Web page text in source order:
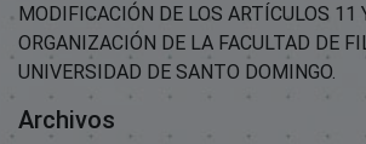
MODIFICACIÓN DE LOS ARTÍCULOS 11
ORGANIZACIÓN DE LA FACULTAD DE
UNIVERSIDAD DE SANTO DOMINGO.
Archivos